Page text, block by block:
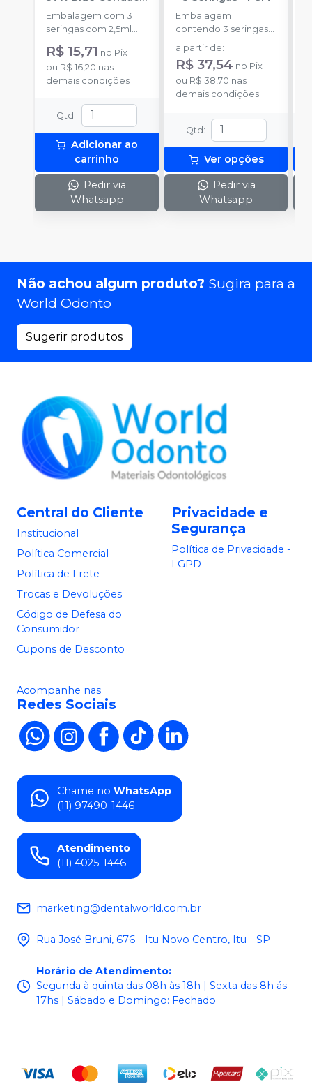
FGM
Embalagem com 3
seringas com 2,5ml
cada uma e 3
ponteiras para
aplicação.
R$ 15,71 no Pix
ou R$ 16,20 nas
demais condições
Qtd :
Adicionar ao
carrinho
Pedir via
Whatsapp
Embalagem
contendo 3 seringas
com 3g de gel cada
uma.
a partir de:
R$ 37,54 no Pix
ou R$ 38,70 nas
demais condições
Qtd :
Ver opções
Pedir via
Whatsapp
Não achou algum produto? Sugira para a
World Odonto
Sugerir produtos
Central do Cliente
Institucional
Política Comercial
Política de Frete
Trocas e Devoluções
Código de Defesa do
Consumidor
Cupons de Desconto
Privacidade e
Segurança
Política de Privacidade -
LGPD
Acompanhe nas
Redes Sociais
Chame no WhatsApp
(11) 97490-1446
Atendimento
(11) 4025-1446
marketing@dentalworld.com.br
Rua José Bruni, 676 - Itu Novo Centro, Itu - SP
Horário de Atendimento:
Segunda à quinta das 08h às 18h | Sexta das 8h ás
17hs | Sábado e Domingo: Fechado